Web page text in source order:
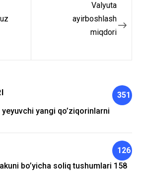
Valyuta
ayirboshlash
miqdori
351
yangi qo’ziqorinlarni
126
bo’yicha soliq tushumlari 158